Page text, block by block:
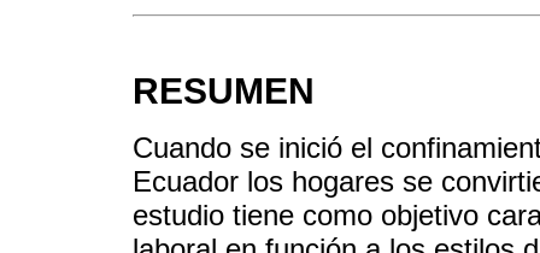
RESUMEN
Cuando se inició el
Ecuador los hogares se
estudio tiene como objetivo